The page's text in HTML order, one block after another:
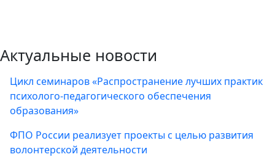
Актуальные новости
Цикл семинаров «Распространение лучших практик
психолого-педагогического обеспечения
образования»
ФПО России реализует проекты с целью развития
волонтерской деятельности